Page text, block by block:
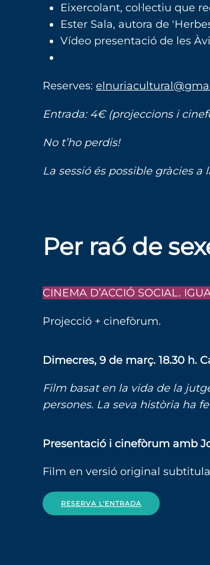
Eixercolant, col·lectiu que
Ester Sala, autora de
Vídeo presentació de les
Reserves:
Entrada: 4€ (projeccions i
No t’ho perdis!
La sessió és possible gràcies a
Per raó de
CINEMA D’ACCIÓ SOCIAL.
Projecció + cinefòrum.
Dimecres, 9 de març. 18.30 h.
Film basat en la vida de la
persones. La seva història ha
Presentació i cinefòrum amb
Film en versió original
RESERVA L'ENTRADA